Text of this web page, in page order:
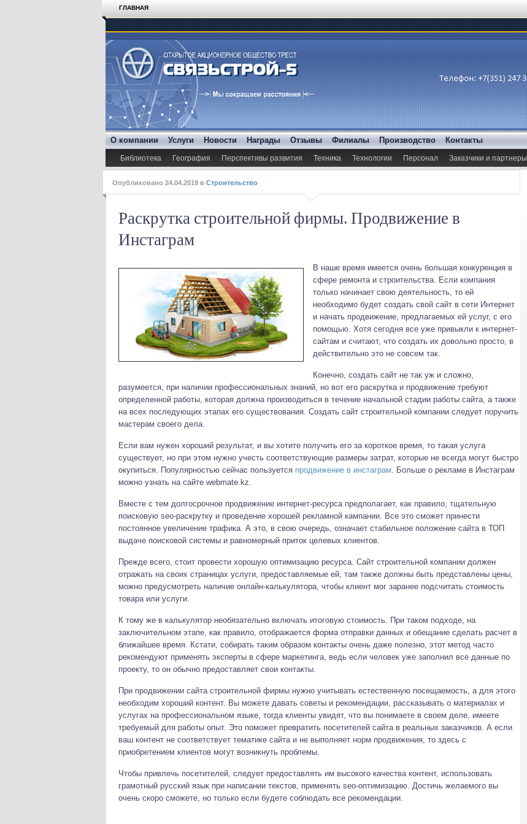
ГЛАВНАЯ
О компании Услуги Новости Награды Отзывы Филиалы Производство Контакты
Библиотека География Перспективы развития Техника Технологии Персонал Заказчики и партнеры
Опубликовано 24.04.2019 в Строительство
Раскрутка строительной фирмы. Продвижение в
Инстаграм
В наше время имеется очень большая конкуренция в
сфере ремонта и строительства. Если компания
только начинает свою деятельность, то ей
необходимо будет создать свой сайт в сети Интернет
и начать продвижение, предлагаемых ей услуг, с его
помощью. Хотя сегодня все уже привыкли к интернет-
сайтам и считают, что создать их довольно просто, в
действительно это не совсем так.
Конечно, создать сайт не так уж и сложно,
разумеется, при наличии профессиональных знаний, но вот его раскрутка и продвижение требуют
определенной работы, которая должна производиться в течение начальной стадии работы сайта, а также
на всех последующих этапах его существования. Создать сайт строительной компании следует поручить
мастерам своего дела.
Если вам нужен хороший результат, и вы хотите получить его за короткое время, то такая услуга
существует, но при этом нужно учесть соответствующие размеры затрат, которые не всегда могут быстро
окупиться. Популярностью сейчас пользуется продвижение в инстаграм. Больше о рекламе в Инстаграм
можно узнать на сайте webmate.kz.
Вместе с тем долгосрочное продвижение интернет-ресурса предполагает, как правило, тщательную
поисковую seo-раскрутку и проведение хорошей рекламной кампании. Все это сможет принести
постоянное увеличение трафика. А это, в свою очередь, означает стабильное положение сайта в ТОП
выдаче поисковой системы и равномерный приток целевых клиентов.
Прежде всего, стоит провести хорошую оптимизацию ресурса. Сайт строительной компании должен
отражать на своих страницах услуги, предоставляемые ей, там также должны быть представлены цены,
можно предусмотреть наличие онлайн-калькулятора, чтобы клиент мог заранее подсчитать стоимость
товара или услуги.
К тому же в калькулятор необязательно включать итоговую стоимость. При таком подходе, на
заключительном этапе, как правило, отображается форма отправки данных и обещание сделать расчет в
ближайшее время. Кстати, собирать таким образом контакты очень даже полезно, этот метод часто
рекомендуют применять эксперты в сфере маркетинга, ведь если человек уже заполнил все данные по
проекту, то он обычно предоставляет свои контакты.
При продвижении сайта строительной фирмы нужно учитывать естественную посещаемость, а для этого
необходим хороший контент. Вы можете давать советы и рекомендации, рассказывать о материалах и
услугах на профессиональном языке, тогда клиенты увидят, что вы понимаете в своем деле, имеете
требуемый для работы опыт. Это поможет превратить посетителей сайта в реальных заказчиков. А если
ваш контент не соответствует тематике сайта и не выполняет норм продвижения, то здесь с
приобретением клиентов могут возникнуть проблемы.
Чтобы привлечь посетителей, следует предоставлять им высокого качества контент, использовать
грамотный русский язык при написании текстов, применять seo-оптимизацию. Достичь желаемого вы
очень скоро сможете, но только если будете соблюдать все рекомендации.